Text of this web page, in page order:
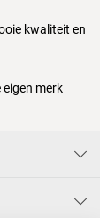
kwaliteit en
merk